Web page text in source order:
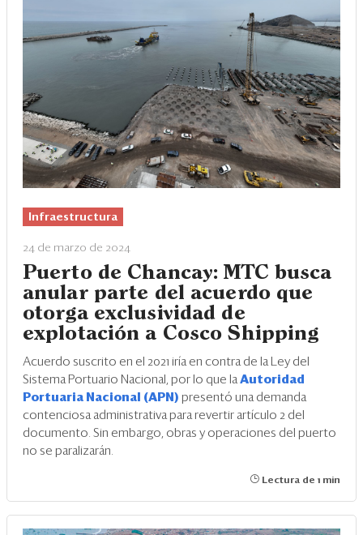
Infraestructura
24 de marzo de 2024
Puerto de Chancay: MTC busca
anular parte del acuerdo que
otorga exclusividad de
explotación a Cosco Shipping
Acuerdo suscrito en el 2021 iría en contra de la Ley del
Sistema Portuario Nacional, por lo que la Autoridad
Portuaria Nacional (APN) presentó una demanda
contenciosa administrativa para revertir artículo 2 del
documento. Sin embargo, obras y operaciones del puerto
no se paralizarán.
Lectura de 1 min